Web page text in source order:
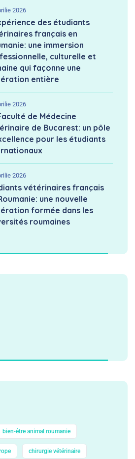
2026
des étudiants
français en
une immersion
culturelle et
qui façonne une
entière
2026
de Médecine
de Bucarest: un pôle
pour les étudiants
2026
vétérinaires français
une nouvelle
formée dans les
roumaines
bien‑être animal roumanie
chirurgie vétérinaire